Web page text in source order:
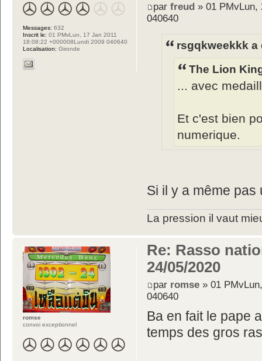
parfreud » 01 PMvLun,
040640
rsgqkweekkk a
The Lion
... avec
Et c'est bien
numerique.
Si il y a même pas
La pression il vaut
Messages: 632
Inscrit le: 01 PMvLun, 17 Jan 2011
18:08:22 +000008Lundi 2009 040640
Localisation: Gironde
Re: Rasso
24/05/2020
par romse » 01
040640
Ba en fait le pape
temps des gros
romse
convoi exceptionnel